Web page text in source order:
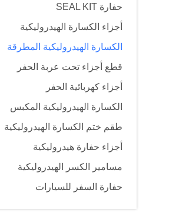
حفارة SEAL KIT
أجزاء الكسارة الهيدروليكية
الكسارة الهيدروليكية المطرقة
قطع أجزاء تحت عربة الحفر
أجزاء كهربائية الحفر
الكسارة الهيدروليكية المكبس
طقم ختم الكسارة الهيدروليكية
أجزاء حفارة هيدروليكية
مسامير الكسر الهيدروليكية
حفارة السفر للسيارات